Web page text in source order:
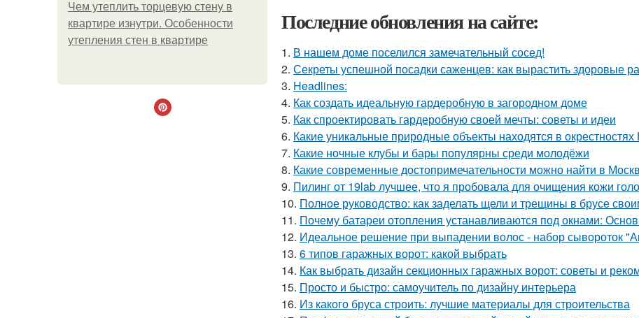
Чем утеплить торцевую стену в
квартире изнутри. Особенности
утепления стен в квартире
Последние обновления на сайте:
1. В нашем доме поселился замечательный сосед!
2. Секреты успешной посадки саженцев: как вырастить здоровые
3. Headlines:
4. Как создать идеальную гардеробную в загородном доме
5. Как спроектировать гардеробную своей мечты: советы и идеи
6. Какие уникальные природные объекты находятся в окрестностях
7. Какие ночные клубы и бары популярны среди молодёжи
8. Какие современные достопримечательности можно найти в
9. Пилинг от 19lab лучшее, что я пробовала для очищения кожи
10. Полное руководство: как заделать щели и трещины в брусе
11. Почему батареи отопления устанавливаются под окнами:
12. Идеальное решение при выпадении волос - набор сывороток
13. 6 типов гаражных ворот: какой выбрать
14. Как выбрать дизайн секционных гаражных ворот: советы и
15. Просто и быстро: самоучитель по дизайну интерьера
16. Из какого бруса строить: лучшие материалы для строительства